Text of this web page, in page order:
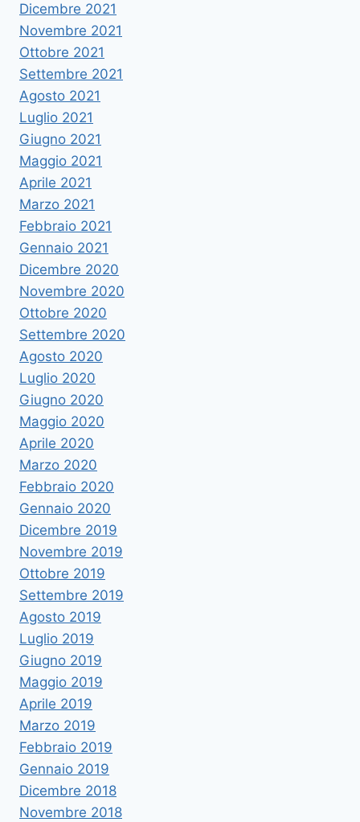
Dicembre 2021
Novembre 2021
Ottobre 2021
Settembre 2021
Agosto 2021
Luglio 2021
Giugno 2021
Maggio 2021
Aprile 2021
Marzo 2021
Febbraio 2021
Gennaio 2021
Dicembre 2020
Novembre 2020
Ottobre 2020
Settembre 2020
Agosto 2020
Luglio 2020
Giugno 2020
Maggio 2020
Aprile 2020
Marzo 2020
Febbraio 2020
Gennaio 2020
Dicembre 2019
Novembre 2019
Ottobre 2019
Settembre 2019
Agosto 2019
Luglio 2019
Giugno 2019
Maggio 2019
Aprile 2019
Marzo 2019
Febbraio 2019
Gennaio 2019
Dicembre 2018
Novembre 2018